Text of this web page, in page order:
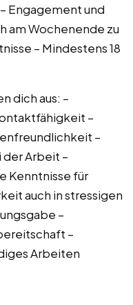
Engagement und
am Wochenende zu
– Mindestens 18
dich aus: –
–
–
der Arbeit –
Kenntnisse für
auch in stressigen
–
–
Arbeiten